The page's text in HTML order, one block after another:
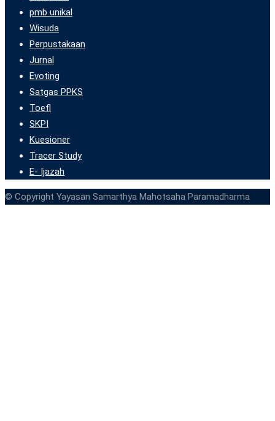
pmb unikal
Wisuda
Perpustakaan
Jurnal
Evoting
Satgas PPKS
Toefl
SKPI
Kuesioner
Tracer Study
E- Ijazah
© Copyright Yayasan Samarthya Mahotsaha Paramadharma